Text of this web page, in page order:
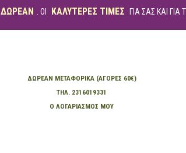
ΔΩΡΕΑΝ . ΟΙ ΚΑΛΥΤΕΡΕΣ ΤΙΜΕΣ ΓΙΑ ΣΑΣ ΚΑΙ
ΔΩΡΕΆΝ ΜΕΤΑΦΟΡΙΚΆ (ΑΓΟΡΈΣ 60€)
ΤΗΛ. 2316019331
Ο ΛΟΓΑΡΙΑΣΜΌΣ ΜΟΥ